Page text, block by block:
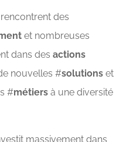
des
et nombreuses
dans des actions
nouvelles #solutionset
#métiersà une diversité
massivement dans